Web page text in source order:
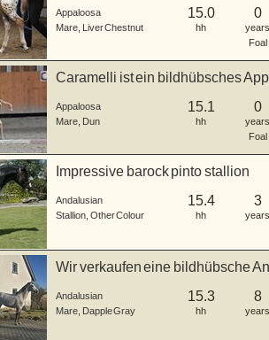
Appaloosa
Mare Liver Chestnut
15.0
hh
0
years
Foal
Caramelli ist ein bildhübsches
Appaloosa
Mare Dun
15.1
hh
0
years
Foal
Impressive barock pinto stallion
Andalusian
Stallion Other Colour
15.4
hh
3
years
Wir verkaufen eine bildhübsche
Andalusian
Mare Dapple Gray
15.3
hh
8
years